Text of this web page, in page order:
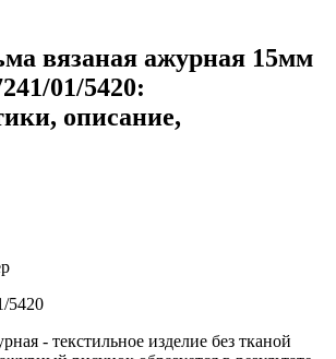
вязаная ажурная 15мм
01/5420:
описание,
5420
- текстильное изделие без тканой